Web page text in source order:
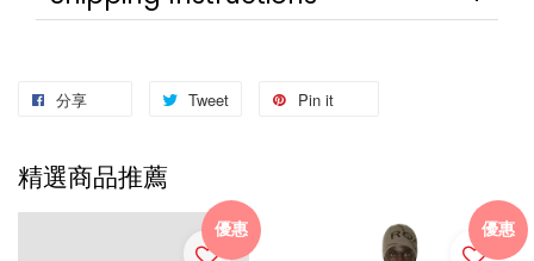
分享 Tweet Pin it
精選商品推薦
優惠 優惠